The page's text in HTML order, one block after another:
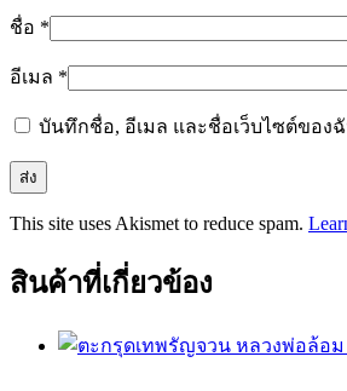
ชื่อ *
อีเมล *
บันทึกชื่อ, อีเมล และชื่อเว็บไซต์ของ
This site uses Akismet to reduce spam.
สินค้าที่เกี่ยวข้อง